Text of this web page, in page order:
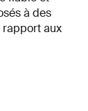
à des
aux